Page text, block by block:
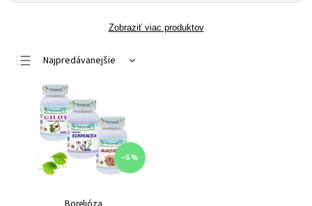
Zobraziť viac produktov
Najpredávanejšie
Najlacnejšie
Najdrahšie
Abecedne
–6 %
Borelióza